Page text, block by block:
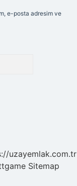
e-posta adresim ve
uzayemlak.com.tr
Sitemap